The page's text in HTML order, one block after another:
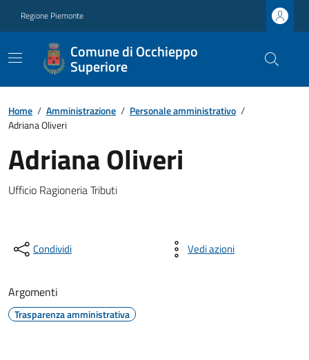
Regione Piemonte
Comune di Occhieppo
Superiore
Home / Amministrazione / Personale amministrativo /
Adriana Oliveri
Adriana Oliveri
Ufficio Ragioneria Tributi
Condividi Vedi azioni
Argomenti
Trasparenza amministrativa